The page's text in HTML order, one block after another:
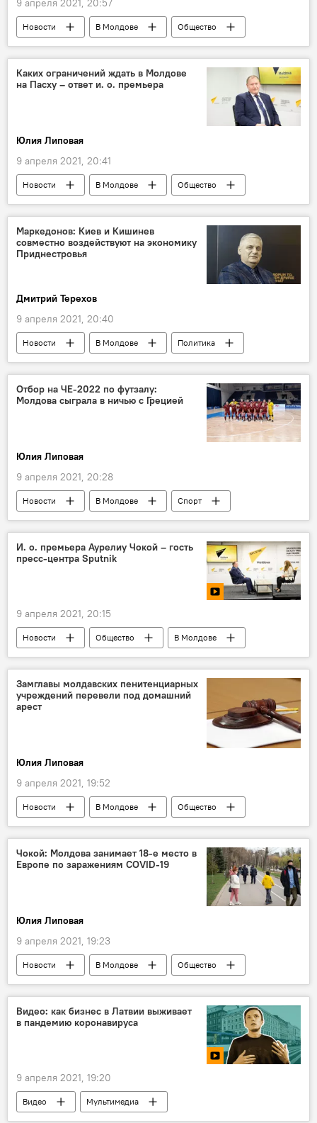
9 апреля 2021, 20:57
Новости В Молдове
Общество
Пресс-центр
Коронавирус
Каких ограничений ждать в Молдове
на Пасху – ответ и. о. премьера
Юлия Липовая
9 апреля 2021, 20:41
Новости В Молдове
Общество
Коронавирус
Пресс-центр
Маркедонов: Киев и Кишинев
совместно воздействуют на экономику
Приднестровья
Дмитрий Терехов
9 апреля 2021, 20:40
Новости В Молдове
Политика
Общество
Отбор на ЧЕ-2022 по футзалу:
Молдова сыграла в ничью с Грецией
Юлия Липовая
9 апреля 2021, 20:28
Новости В Молдове Спорт
И. о. премьера Аурелиу Чокой – гость
пресс-центра Sputnik
9 апреля 2021, 20:15
Новости Общество
В Молдове
Видео
Мультимедиа Пресс-центр
Замглавы молдавских пенитенциарных
учреждений перевели под домашний
арест
Юлия Липовая
9 апреля 2021, 19:52
Новости В Молдове Общество
Чокой: Молдова занимает 18-е место в
Европе по заражениям COVID-19
Юлия Липовая
9 апреля 2021, 19:23
Новости В Молдове
Общество
Коронавирус
Видео: как бизнес в Латвии выживает
в пандемию коронавируса
9 апреля 2021, 19:20
Видео Мультимедиа